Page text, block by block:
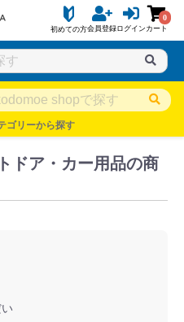
初めての方会員登録ログイン
0
カート
ゴリーから探す
SHOP タイトル一覧
ドア・カー用品の商